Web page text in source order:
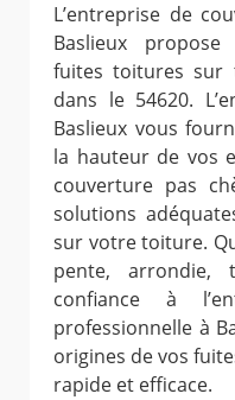
L’entreprise de
Baslieux
fuites toitures sur
dans le 54620.
Baslieux vous
la hauteur de vos
couverture pas
solutions
sur votre toiture.
pente, arrondie,
confiance à
professionnelle à
origines de vos
rapide et efficace.